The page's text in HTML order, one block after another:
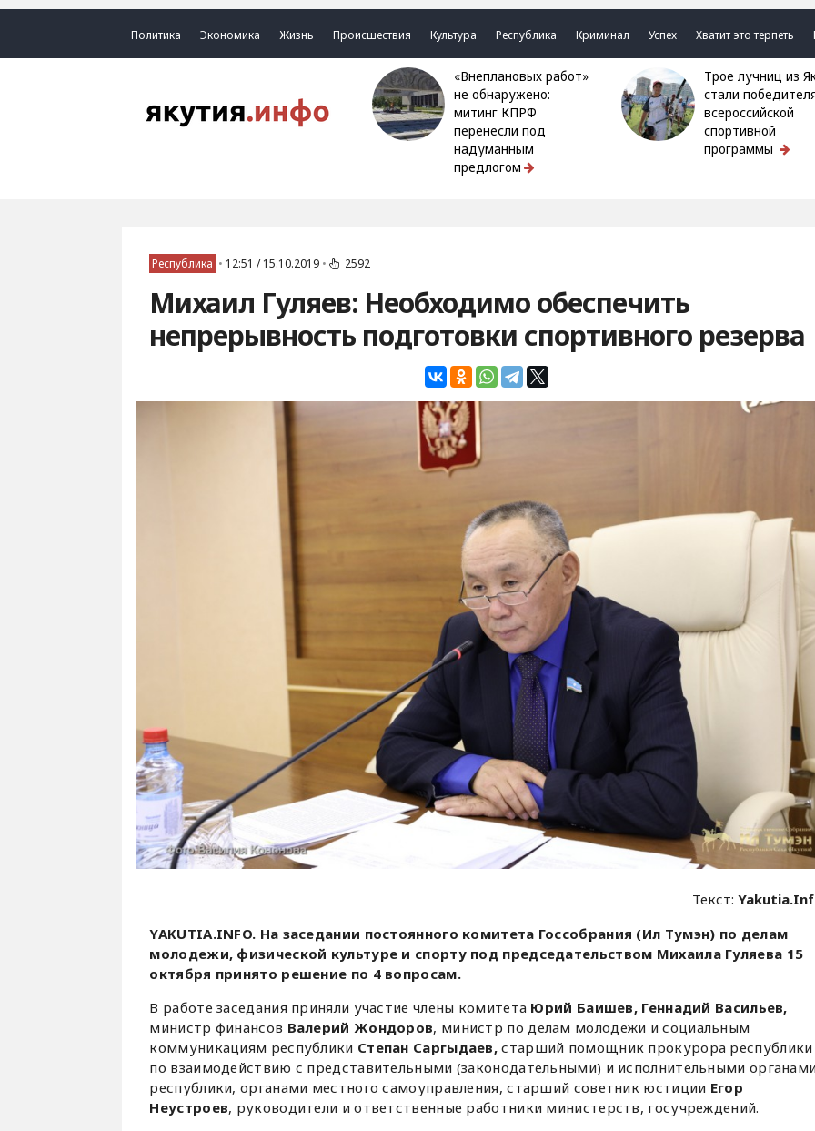
Политика Экономика Жизнь Происшествия Культура Республика Криминал Успех Хватит это терпеть
«Внеплановых работ»
не обнаружено:
митинг КПРФ
перенесли под
надуманным
предлогом
Трое лучниц из Якутии
стали
всероссийской
спортивной
программы
Республика • 12:51 / 15.10.2019 • 2592
Михаил Гуляев: Необходимо обеспечить
непрерывность подготовки спортивного резерва
Текст:
YAKUTIA.INFO. На заседании постоянного комитета Госсобрания (Ил Тумэн) по делам
молодежи, физической культуре и спорту под председательством Михаила Гуляева 15
октября принято решение по 4 вопросам.
В работе заседания приняли участие члены комитета Юрий Баишев, Геннадий Васильев,
министр финансов Валерий Жондоров, министр по делам молодежи и социальным
коммуникациям республики Степан Саргыдаев,старший помощник прокурора республики
по взаимодействию с представительными (законодательными) и исполнительными
республики, органами местного самоуправления, старший советник юстиции Егор
Неустроев, руководители и ответственные работники министерств, госучреждений.